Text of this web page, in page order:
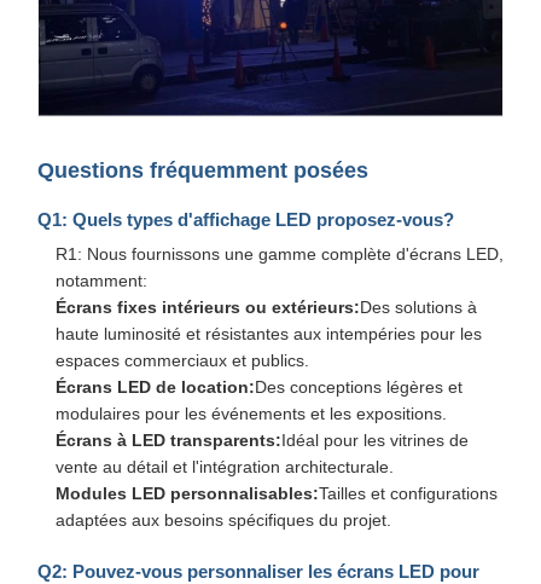
Questions fréquemment posées
Q1: Quels types d'affichage LED proposez-vous?
R1: Nous fournissons une gamme complète d'écrans LED,
notamment:
Écrans fixes intérieurs ou extérieurs:Des solutions à
haute luminosité et résistantes aux intempéries pour les
espaces commerciaux et publics.
Écrans LED de location:Des conceptions légères et
modulaires pour les événements et les expositions.
Écrans à LED transparents:Idéal pour les vitrines de
vente au détail et l'intégration architecturale.
Modules LED personnalisables:Tailles et configurations
adaptées aux besoins spécifiques du projet.
Q2: Pouvez-vous personnaliser les écrans LED pour